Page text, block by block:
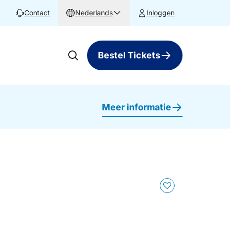
Contact Nederlands Inloggen
Bestel Tickets
Meer informatie